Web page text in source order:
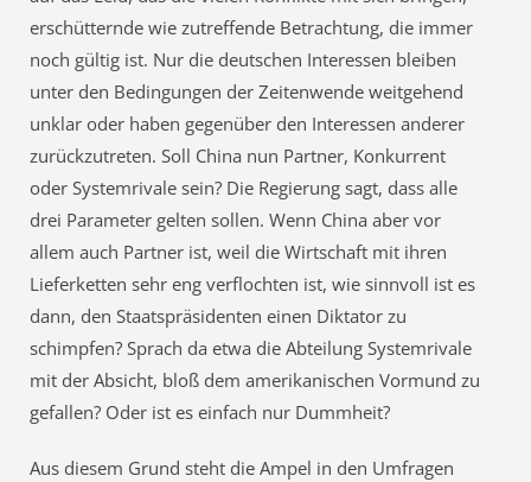
erschütternde wie zutreffende Betrachtung, die immer
noch gültig ist. Nur die deutschen Interessen bleiben
unter den Bedingungen der Zeitenwende weitgehend
unklar oder haben gegenüber den Interessen anderer
zurückzutreten. Soll China nun Partner, Konkurrent
oder Systemrivale sein? Die Regierung sagt, dass alle
drei Parameter gelten sollen. Wenn China aber vor
allem auch Partner ist, weil die Wirtschaft mit ihren
Lieferketten sehr eng verflochten ist, wie sinnvoll ist es
dann, den Staatspräsidenten einen Diktator zu
schimpfen? Sprach da etwa die Abteilung Systemrivale
mit der Absicht, bloß dem amerikanischen Vormund zu
gefallen? Oder ist es einfach nur Dummheit?
Aus diesem Grund steht die Ampel in den Umfragen